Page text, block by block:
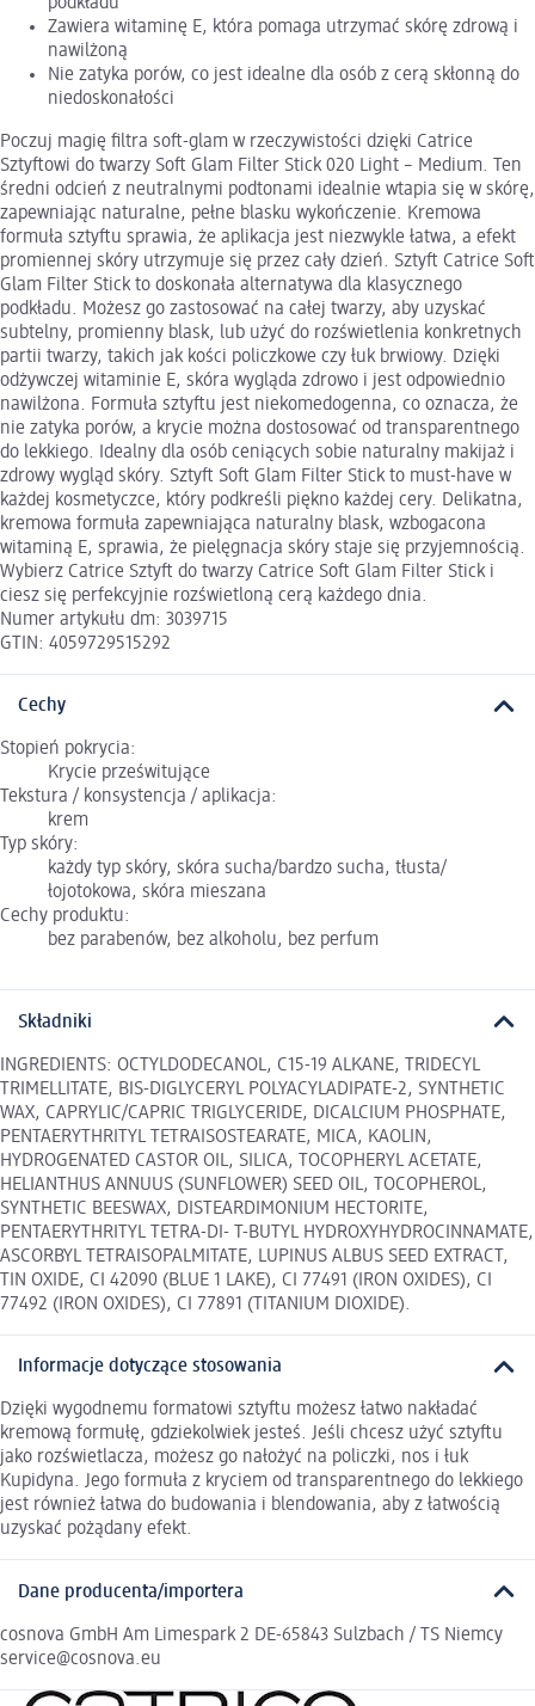
Zawiera witaminę E, która pomaga utrzymać skórę zdrową i
nawilżoną
Nie zatyka porów, co jest idealne dla osób z cerą skłonną do
niedoskonałości
Poczuj magię filtra soft-glam w rzeczywistości dzięki Catrice
Sztyftowi do twarzy Soft Glam Filter Stick 020 Light – Medium. Ten
średni odcień z neutralnymi podtonami idealnie wtapia się w skórę,
zapewniając naturalne, pełne blasku wykończenie. Kremowa
formuła sztyftu sprawia, że aplikacja jest niezwykle łatwa, a efekt
promiennej skóry utrzymuje się przez cały dzień. Sztyft Catrice Soft
Glam Filter Stick to doskonała alternatywa dla klasycznego
podkładu. Możesz go zastosować na całej twarzy, aby uzyskać
subtelny, promienny blask, lub użyć do rozświetlenia konkretnych
partii twarzy, takich jak kości policzkowe czy łuk brwiowy. Dzięki
odżywczej witaminie E, skóra wygląda zdrowo i jest odpowiednio
nawilżona. Formuła sztyftu jest niekomedogenna, co oznacza, że
nie zatyka porów, a krycie można dostosować od transparentnego
do lekkiego. Idealny dla osób ceniących sobie naturalny makijaż i
zdrowy wygląd skóry. Sztyft Soft Glam Filter Stick to must-have w
każdej kosmetyczce, który podkreśli piękno każdej cery. Delikatna,
kremowa formuła zapewniająca naturalny blask, wzbogacona
witaminą E, sprawia, że pielęgnacja skóry staje się przyjemnością.
Wybierz Catrice Sztyft do twarzy Catrice Soft Glam Filter Stick i
ciesz się perfekcyjnie rozświetloną cerą każdego dnia.
Numer artykułu dm: 3039715
GTIN: 4059729515292
Cechy
Stopień pokrycia:
Krycie prześwitujące
Tekstura / konsystencja / aplikacja:
krem
Typ skóry:
każdy typ skóry, skóra sucha/bardzo sucha, tłusta/
łojotokowa, skóra mieszana
Cechy produktu:
bez parabenów, bez alkoholu, bez perfum
Składniki
INGREDIENTS: OCTYLDODECANOL, C15-19 ALKANE, TRIDECYL
TRIMELLITATE, BIS-DIGLYCERYL POLYACYLADIPATE-2, SYNTHETIC
WAX, CAPRYLIC/CAPRIC TRIGLYCERIDE, DICALCIUM PHOSPHATE,
PENTAERYTHRITYL TETRAISOSTEARATE, MICA, KAOLIN,
HYDROGENATED CASTOR OIL, SILICA, TOCOPHERYL ACETATE,
HELIANTHUS ANNUUS (SUNFLOWER) SEED OIL, TOCOPHEROL,
SYNTHETIC BEESWAX, DISTEARDIMONIUM HECTORITE,
PENTAERYTHRITYL TETRA-DI- T-BUTYL HYDROXYHYDROCINNAMATE,
ASCORBYL TETRAISOPALMITATE, LUPINUS ALBUS SEED EXTRACT,
TIN OXIDE, CI 42090 (BLUE 1 LAKE), CI 77491 (IRON OXIDES), CI
77492 (IRON OXIDES), CI 77891 (TITANIUM DIOXIDE).
Informacje dotyczące stosowania
Dzięki wygodnemu formatowi sztyftu możesz łatwo nakładać
kremową formułę, gdziekolwiek jesteś. Jeśli chcesz użyć sztyftu
jako rozświetlacza, możesz go nałożyć na policzki, nos i łuk
Kupidyna. Jego formuła z kryciem od transparentnego do lekkiego
jest również łatwa do budowania i blendowania, aby z łatwością
uzyskać pożądany efekt.
Dane producenta/importera
cosnova GmbH Am Limespark 2 DE-65843 Sulzbach / TS Niemcy
service@cosnova.eu